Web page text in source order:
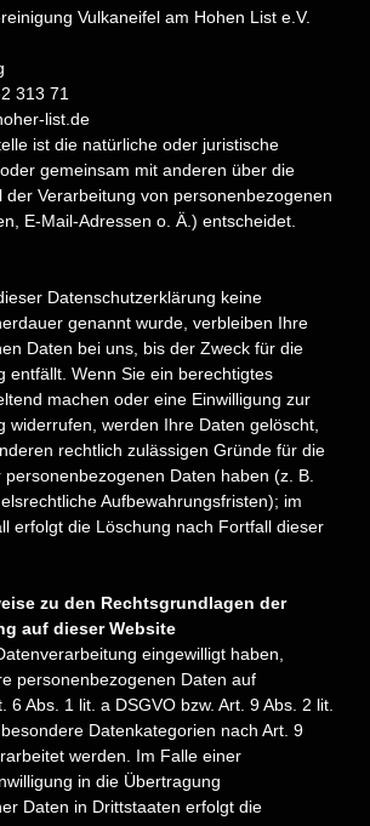
Vulkaneifel am Hohen List e.V.
313 71
list.de
ist die natürliche oder juristische
gemeinsam mit anderen über die
der Verarbeitung von personenbezogenen
E-Mail-Adressen o. Ä.) entscheidet.
Datenschutzerklärung keine
genannt wurde, verbleiben Ihre
Daten bei uns, bis der Zweck für die
entfällt. Wenn Sie ein berechtigtes
machen oder eine Einwilligung zur
widerrufen, werden Ihre Daten gelöscht,
rechtlich zulässigen Gründe für die
Daten haben (z. B.
Aufbewahrungsfristen); im
erfolgt die Löschung nach Fortfall dieser
zu den Rechtsgrundlagen der
auf dieser Website
eingewilligt haben,
personenbezogenen Daten auf
6 Abs. 1 lit. a DSGVO bzw. Art. 9 Abs. 2 lit.
Datenkategorien nach Art. 9
werden. Im Falle einer
in die Übertragung
Daten in Drittstaaten erfolgt die